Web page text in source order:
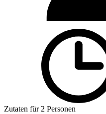
Zutaten für 2 Personen